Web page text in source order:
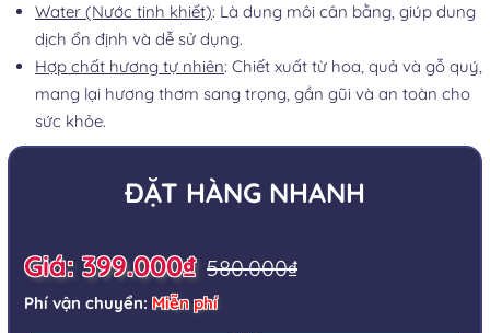
Water (Nước tinh khiết): Là dung môi cân bằng, giúp dung
dịch ổn định và dễ sử dụng.
Hợp chất hương tự nhiên: Chiết xuất từ hoa, quả và gỗ quý,
mang lại hương thơm sang trọng, gần gũi và an toàn cho
sức khỏe.
ĐẶT HÀNG NHANH
Giá: 399.000₫ 580.000₫
Phí vận chuyển: Miễn phí